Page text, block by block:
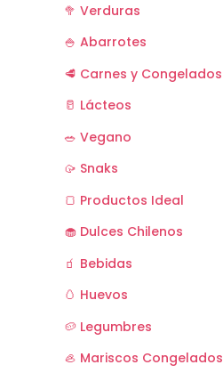
🥦 Verduras
🍚 Abarrotes
🥩 Carnes y Congelados
🥛 Lácteos
🥗 Vegano
🥠 Snaks
🍞 Productos Ideal
🧁 Dulces Chilenos
🧃 Bebidas
🥚 Huevos
🥔 Legumbres
🦪 Mariscos Congelados